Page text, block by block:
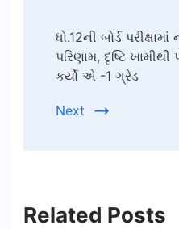
ધો.12ની બોર્ડ
પરિણામ, દૃષ્ટિ ખામીથી
કર્યો એ -1 ગ્રેડ
Next
Related Posts